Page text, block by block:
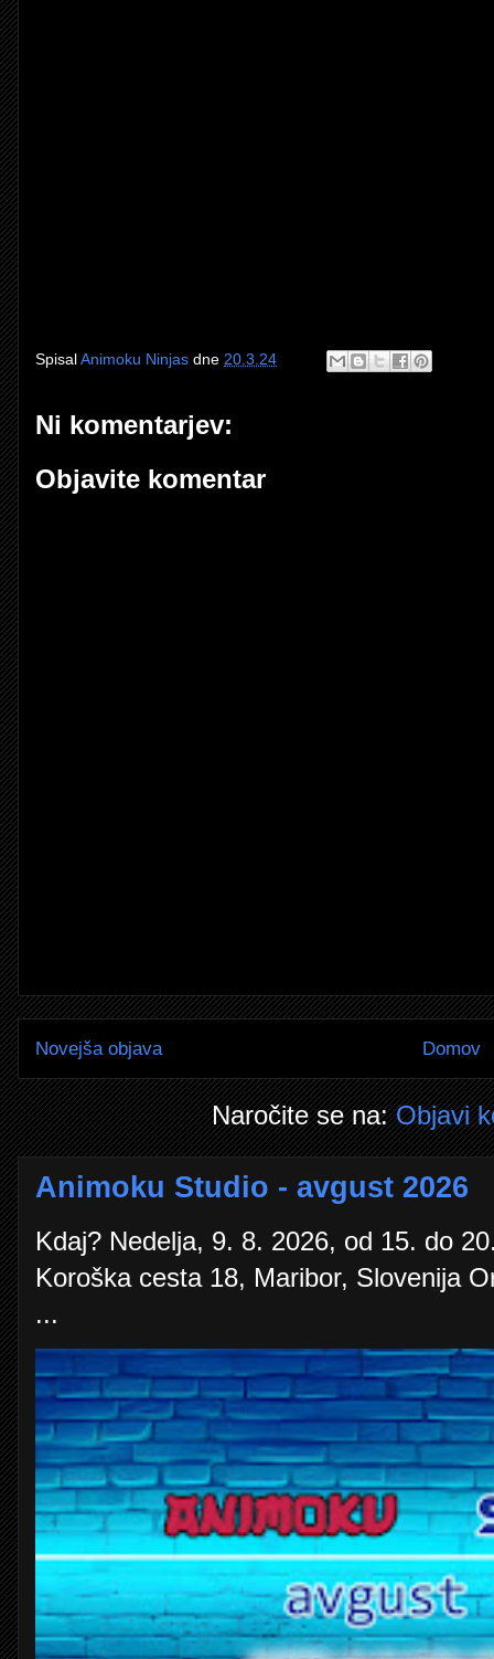
SpisalAnimoku Ninjas dne 20.3.24
Ni komentarjev:
Objavite komentar
Novejša objava Domov
Naročite se na:Objavi
Animoku Studio - avgust 2026
Kdaj? Nedelja, 9. 8. 2026, od 15. do
Koroška cesta 18, Maribor, Slovenija
...